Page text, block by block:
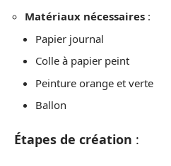
Matériaux nécessaires :
Papier journal
Colle à papier peint
Peinture orange et verte
Ballon
Étapes de création :